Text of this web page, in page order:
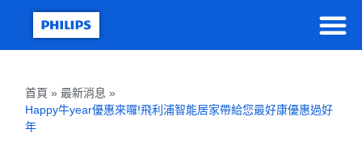
首頁 » 最新消息 »
Happy牛year優惠來囉!飛利浦智能居家帶給您最好康優惠過好
年